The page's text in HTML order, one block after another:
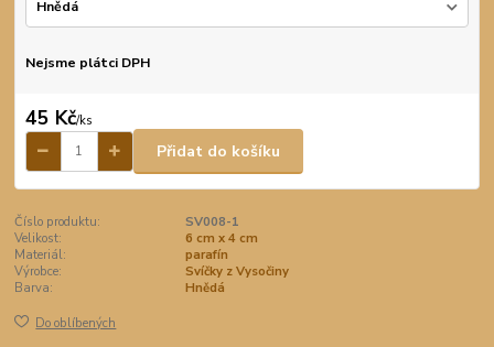
Nejsme plátci DPH
45 Kč/ks
Přidat do košíku
Číslo produktu:
SV008-1
Velikost:
6 cm x 4 cm
Materiál:
parafín
Výrobce:
Svíčky z Vysočiny
Barva:
Hnědá
Do oblíbených